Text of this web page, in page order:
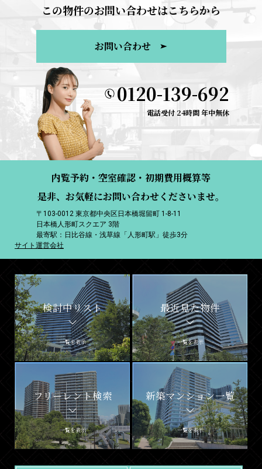
この物件のお問い合わせはこちらから
お問い合わせ
0120-139-692
電話受付 24時間 年中無休
内覧予約・空室確認・初期費用概算等
是非、お気軽にお問い合わせくださいませ。
〒103-0012 東京都中央区日本橋堀留町 1-8-11
日本橋人形町スクエア 3階
最寄駅：日比谷線・浅草線「人形町駅」徒歩3分
サイト運営会社
検討中リスト
一覧を表示
最近見た物件
一覧を表示
フリーレント検索
一覧を表示
新築マンション一覧
一覧を表示